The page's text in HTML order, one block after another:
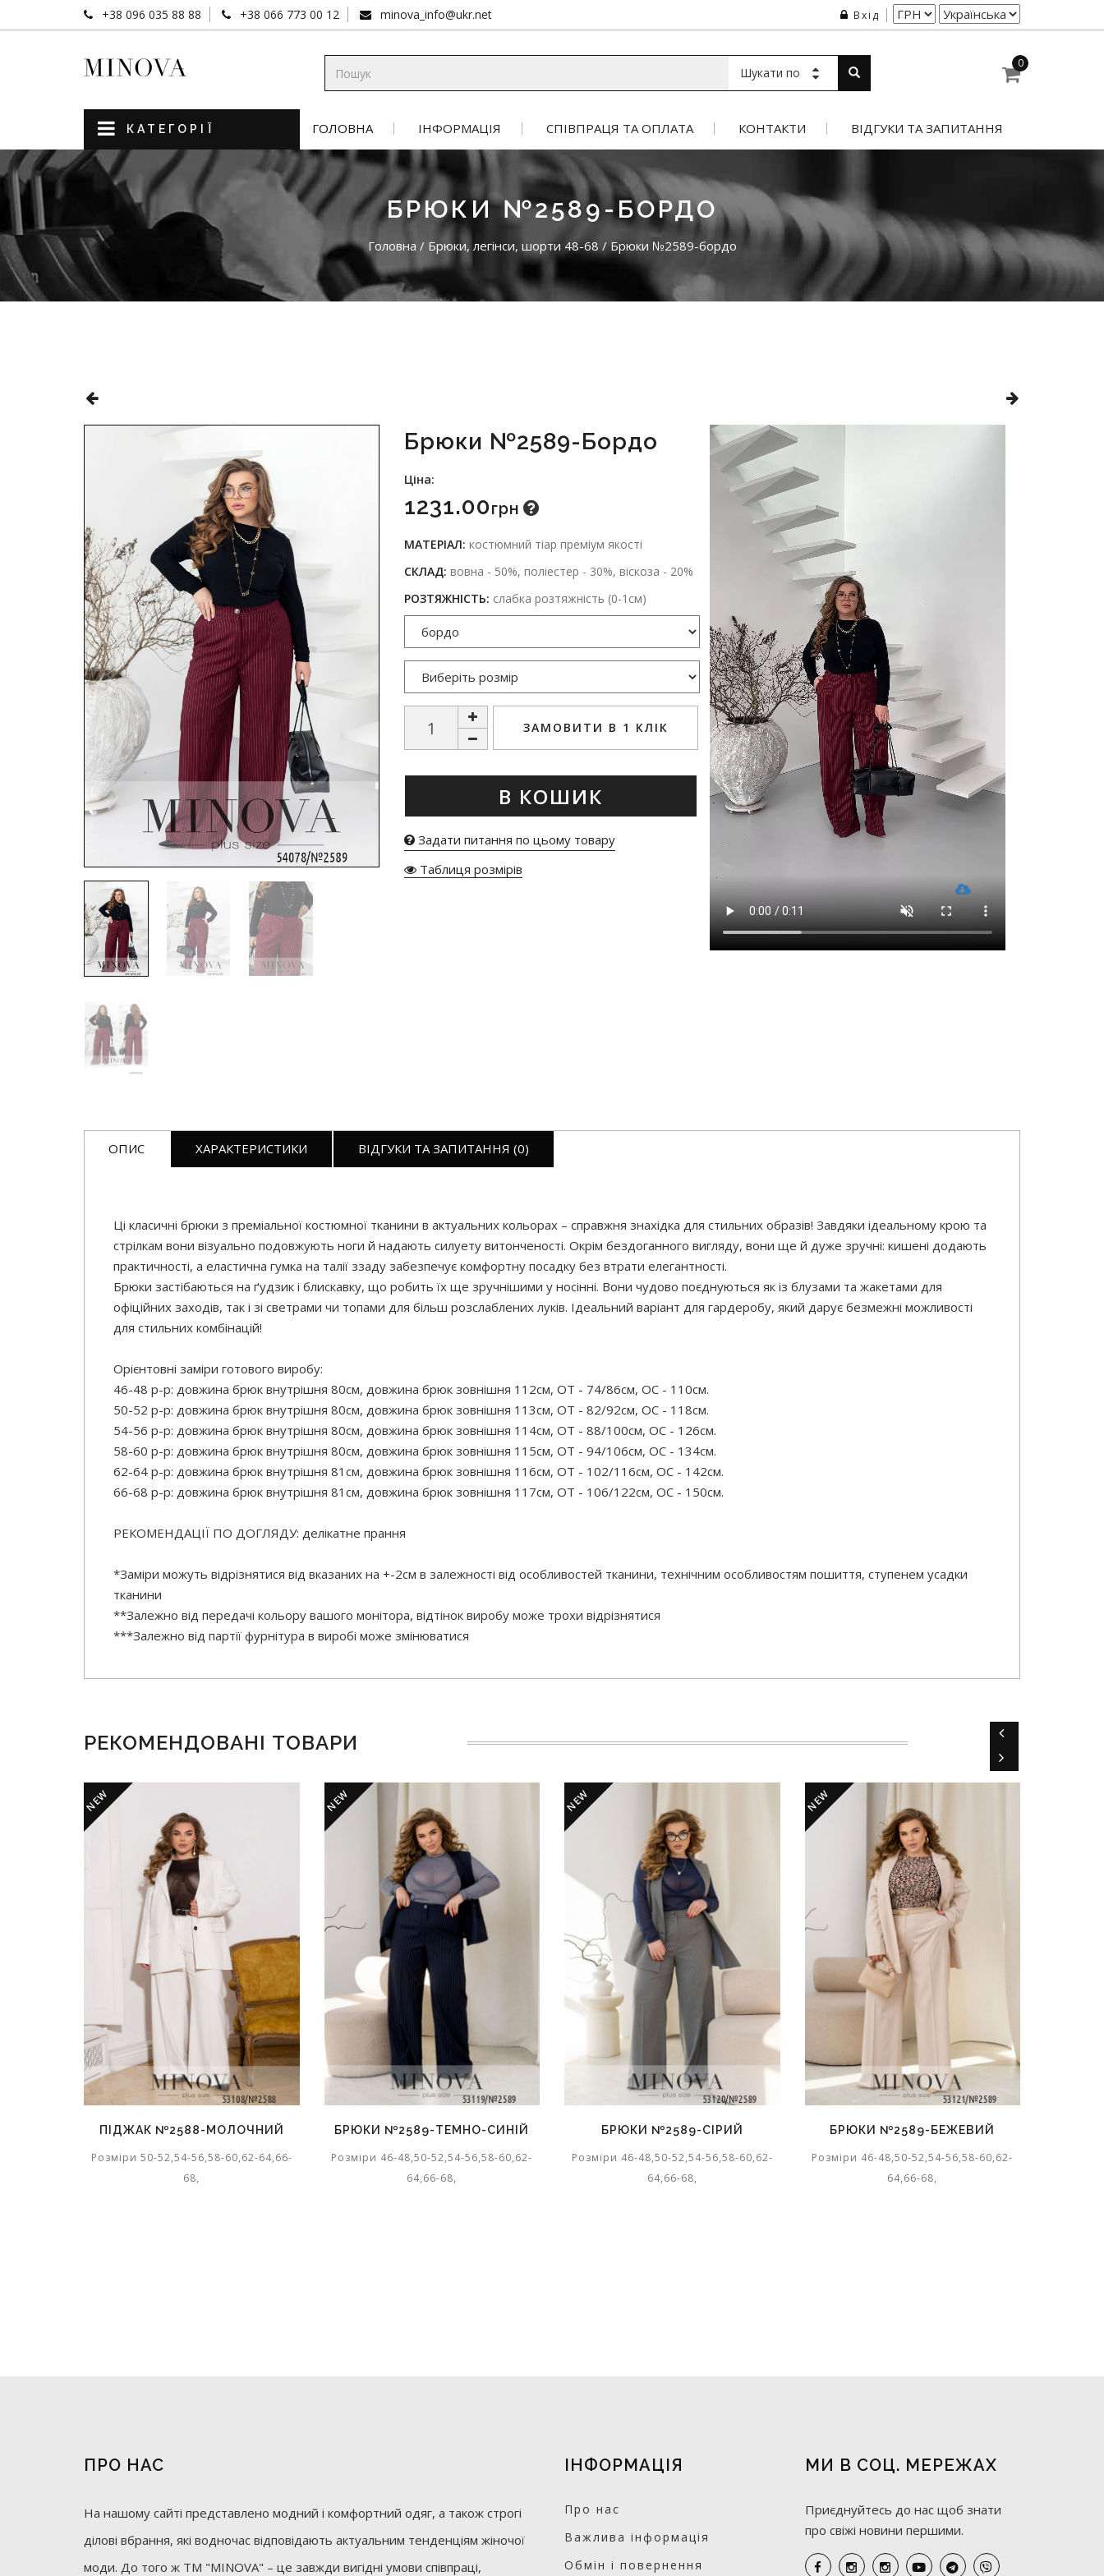
+38 096 035 88 88 +38 066 773 00 12 minova_info@ukr.net Вхід
Шукати по
0
КАТЕГОРІЇ ГОЛОВНА ІНФОРМАЦІЯ СПІВПРАЦЯ ТА ОПЛАТА КОНТАКТИ ВІДГУКИ ТА ЗАПИТАННЯ
БРЮКИ №2589-БОРДО
Головна / Брюки, легінси, шорти 48-68 / Брюки №2589-бордо
Брюки №2589-Бордо
Ціна:
1231.00Грн
МАТЕРІАЛ: костюмний тіар преміум якості
СКЛАД: вовна - 50%, поліестер - 30%, віскоза - 20%
РОЗТЯЖНІСТЬ: слабка розтяжність (0-1см)
ЗАМОВИТИ В 1 КЛІК
В КОШИК
Задати питання по цьому товару
Таблиця розмірів
ОПИС ХАРАКТЕРИСТИКИ ВІДГУКИ ТА ЗАПИТАННЯ (0)
Ці класичні брюки з преміальної костюмної тканини в актуальних кольорах – справжня знахідка для стильних образів! Завдяки ідеальному крою та
стрілкам вони візуально подовжують ноги й надають силуету витонченості. Окрім бездоганного вигляду, вони ще й дуже зручні: кишені додають
практичності, а еластична гумка на талії ззаду забезпечує комфортну посадку без втрати елегантності.
Брюки застібаються на ґудзик і блискавку, що робить їх ще зручнішими у носінні. Вони чудово поєднуються як із блузами та жакетами для
офіційних заходів, так і зі светрами чи топами для більш розслаблених луків. Ідеальний варіант для гардеробу, який дарує безмежні можливості
для стильних комбінацій!
Орієнтовні заміри готового виробу:
46-48 р-р: довжина брюк внутрішня 80см, довжина брюк зовнішня 112см, ОТ - 74/86см, ОС - 110см.
50-52 р-р: довжина брюк внутрішня 80см, довжина брюк зовнішня 113см, ОТ - 82/92см, ОС - 118см.
54-56 р-р: довжина брюк внутрішня 80см, довжина брюк зовнішня 114см, ОТ - 88/100см, ОС - 126см.
58-60 р-р: довжина брюк внутрішня 80см, довжина брюк зовнішня 115см, ОТ - 94/106см, ОС - 134см.
62-64 р-р: довжина брюк внутрішня 81см, довжина брюк зовнішня 116см, ОТ - 102/116см, ОС - 142см.
66-68 р-р: довжина брюк внутрішня 81см, довжина брюк зовнішня 117см, ОТ - 106/122см, ОС - 150см.
РЕКОМЕНДАЦІЇ ПО ДОГЛЯДУ: делікатне прання
*Заміри можуть відрізнятися від вказаних на +-2см в залежності від особливостей тканини, технічним особливостям пошиття, ступенем усадки
тканини
**Залежно від передачі кольору вашого монітора, відтінок виробу може трохи відрізнятися
***Залежно від партії фурнітура в виробі може змінюватися
РЕКОМЕНДОВАНІ ТОВАРИ
NEW
ПІДЖАК №2588-МОЛОЧНИЙ
Розміри 50-52,54-56,58-60,62-64,66-
68,
NEW
БРЮКИ №2589-ТЕМНО-СИНІЙ
Розміри 46-48,50-52,54-56,58-60,62-
64,66-68,
NEW
БРЮКИ №2589-СІРИЙ
Розміри 46-48,50-52,54-56,58-60,62-
64,66-68,
NEW
БРЮКИ №2589-БЕЖЕВИЙ
Розміри 46-48,50-52,54-56,58-60,62-
64,66-68,
ПРО НАС
На нашому сайті представлено модний і комфортний одяг, а також строгі
ділові вбрання, які водночас відповідають актуальним тенденціям жіночої
моди. До того ж ТМ "MINOVA" – це завжди вигідні умови співпраці,
ІНФОРМАЦІЯ
Про нас
Важлива інформація
Обмін і повернення
МИ В СОЦ. МЕРЕЖАХ
Приєднуйтесь до нас щоб знати
про свіжі новини першими.